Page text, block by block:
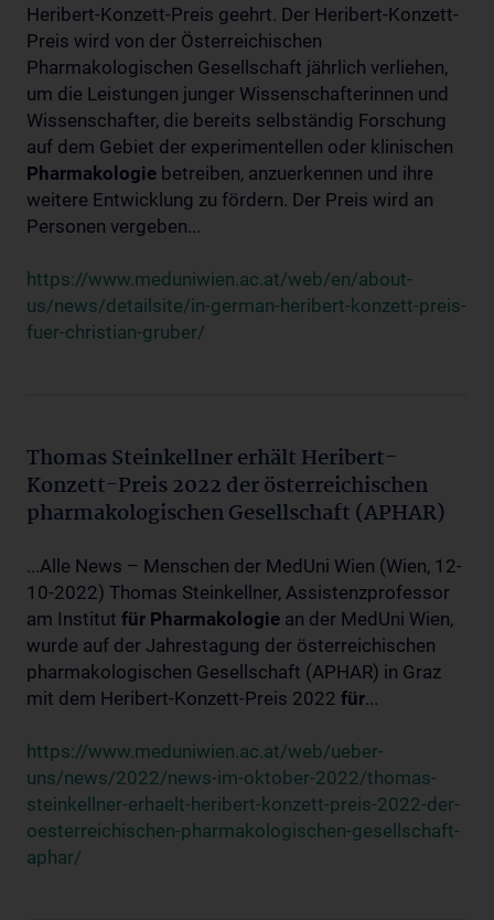
Heribert-Konzett-Preis geehrt. Der Heribert-Konzett-
Preis wird von der Österreichischen
Pharmakologischen Gesellschaft jährlich verliehen,
um die Leistungen junger Wissenschafterinnen und
Wissenschafter, die bereits selbständig Forschung
auf dem Gebiet der experimentellen oder klinischen
Pharmakologie betreiben, anzuerkennen und ihre
weitere Entwicklung zu fördern. Der Preis wird an
Personen vergeben...
https://www.meduniwien.ac.at/web/en/about-
us/news/detailsite/in-german-heribert-konzett-preis-
fuer-christian-gruber/
Thomas Steinkellner erhält Heribert-
Konzett-Preis 2022 der österreichischen
pharmakologischen Gesellschaft (APHAR)
...Alle News – Menschen der MedUni Wien (Wien, 12-
10-2022) Thomas Steinkellner, Assistenzprofessor
am Institut für Pharmakologie an der MedUni Wien,
wurde auf der Jahrestagung der österreichischen
pharmakologischen Gesellschaft (APHAR) in Graz
mit dem Heribert-Konzett-Preis 2022 für...
https://www.meduniwien.ac.at/web/ueber-
uns/news/2022/news-im-oktober-2022/thomas-
steinkellner-erhaelt-heribert-konzett-preis-2022-der-
oesterreichischen-pharmakologischen-gesellschaft-
aphar/